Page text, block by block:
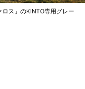
ロス」のKINTO専用グレー